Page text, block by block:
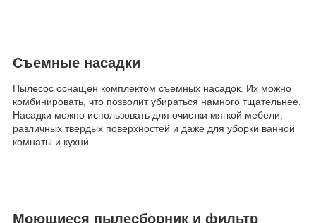
Съемные насадки
Пылесос оснащен комплектом съемных насадок. Их можно
комбинировать, что позволит убираться намного тщательнее.
Насадки можно использовать для очистки мягкой мебели,
различных твердых поверхностей и даже для уборки ванной
комнаты и кухни.
Моющиеся пылесборник и фильтр